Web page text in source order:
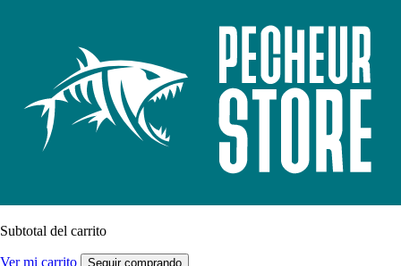
Subtotal del carrito
Ver mi carrito Seguir comprando